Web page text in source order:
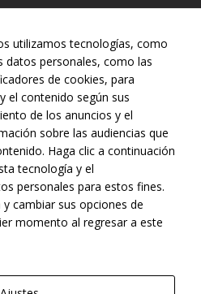
del Centro Español de Derechos
utilizamos tecnologías, como
datos personales, como las
de cookies, para
el contenido según sus
de los anuncios y el
sobre las audiencias que
Haga clic a continuación
tecnología y el
personales para estos fines.
cambiar sus opciones de
momento al regresar a este
Necesarias
Estas
cookies no
opcionales.
Son
funcione la